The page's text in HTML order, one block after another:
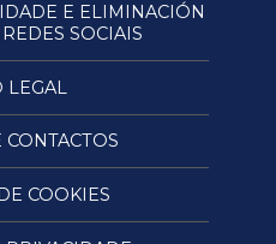
E ELIMINACIÓN
SOCIAIS
LEGAL
COOKIES